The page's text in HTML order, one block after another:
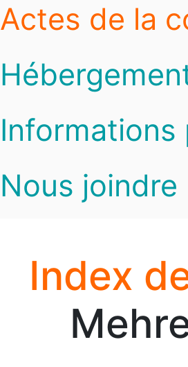
Actes de la
Informations
Nous joindre
Index